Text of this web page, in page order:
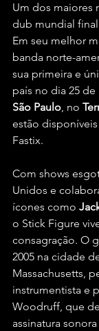
Um dos maiores
dub mundial
Em seu melhor
banda norte-
sua primeira e
país no dia 25
São Paulo, no
estão
Fastix.
Com shows
Unidos e
ícones como
o Stick Figure
consagração. O
2005 na cidade
Massachusetts,
instrumentista e
Woodruff, que
assinatura